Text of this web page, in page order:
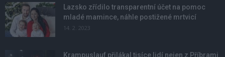
Lazsko zřídilo transparentní účet na pomoc
mladé mamince, náhle postižené mrtvicí
14. 2. 2023
Krampuslauf přilákal tisíce lidí nejen z Příbrami